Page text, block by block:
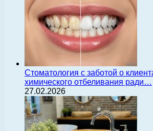
Стоматология с заботой о
химического отбеливания ради…
27.02.2026